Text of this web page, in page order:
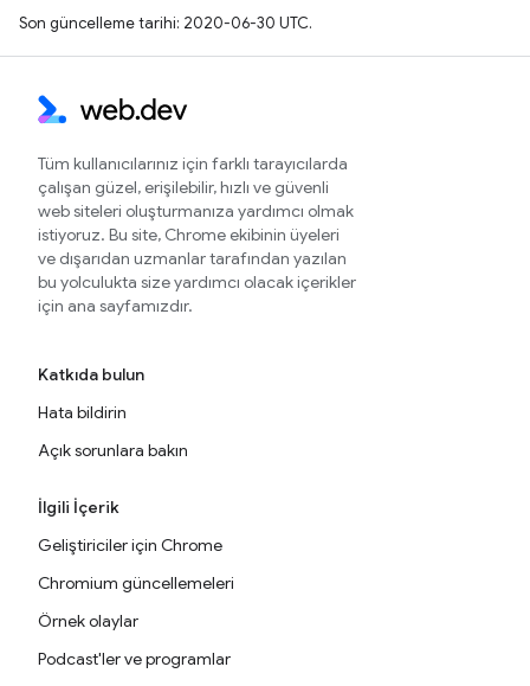
Son güncelleme tarihi: 2020-06-30 UTC.
Tüm kullanıcılarınız için farklı tarayıcılarda
çalışan güzel, erişilebilir, hızlı ve güvenli
web siteleri oluşturmanıza yardımcı olmak
istiyoruz. Bu site, Chrome ekibinin üyeleri
ve dışarıdan uzmanlar tarafından yazılan
bu yolculukta size yardımcı olacak içerikler
için ana sayfamızdır.
Katkıda bulun
Hata bildirin
Açık sorunlara bakın
İlgili İçerik
Geliştiriciler için Chrome
Chromium güncellemeleri
Örnek olaylar
Podcast'ler ve programlar